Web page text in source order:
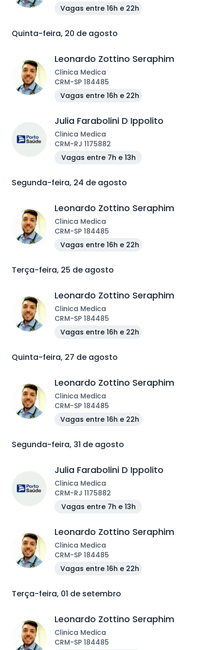
Vagas entre 16h e 22h
Quinta-feira, 20 de agosto
Leonardo Zottino Seraphim
Clinica Medica
CRM-SP 184485
Vagas entre 16h e 22h
Julia Farabolini D Ippolito
Clinica Medica
CRM-RJ 1175882
Vagas entre 7h e 13h
Segunda-feira, 24 de agosto
Leonardo Zottino Seraphim
Clinica Medica
CRM-SP 184485
Vagas entre 16h e 22h
Terça-feira, 25 de agosto
Leonardo Zottino Seraphim
Clinica Medica
CRM-SP 184485
Vagas entre 16h e 22h
Quinta-feira, 27 de agosto
Leonardo Zottino Seraphim
Clinica Medica
CRM-SP 184485
Vagas entre 16h e 22h
Segunda-feira, 31 de agosto
Julia Farabolini D Ippolito
Clinica Medica
CRM-RJ 1175882
Vagas entre 7h e 13h
Leonardo Zottino Seraphim
Clinica Medica
CRM-SP 184485
Vagas entre 16h e 22h
Terça-feira, 01 de setembro
Leonardo Zottino Seraphim
Clinica Medica
CRM-SP 184485